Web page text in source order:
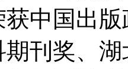
中国出
期刊奖、